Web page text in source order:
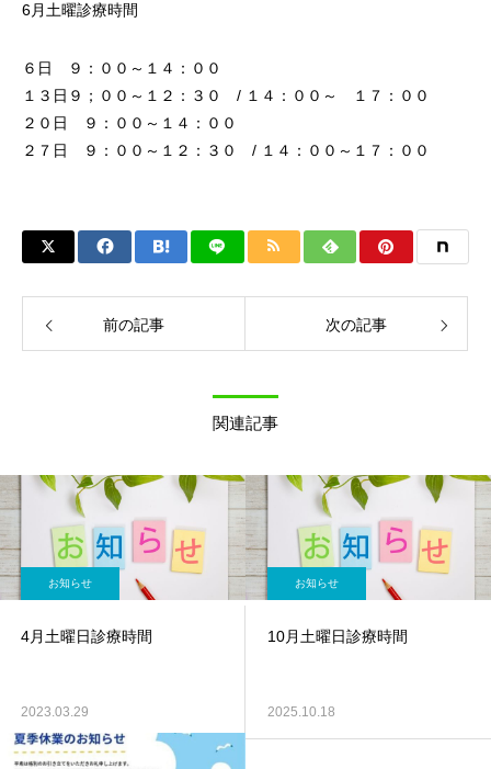
6月土曜診療時間
６日 ９：００～１４：００
１３日９；００～１２：３０ / １４：００～ １７：００
２０日 ９：００～１４：００
２７日 ９：００～１２：３０ / １４：００～１７：００
前の記事 次の記事
関連記事
お知らせ
4月土曜日診療時間
2023.03.29
お知らせ
10月土曜日診療時間
2025.10.18